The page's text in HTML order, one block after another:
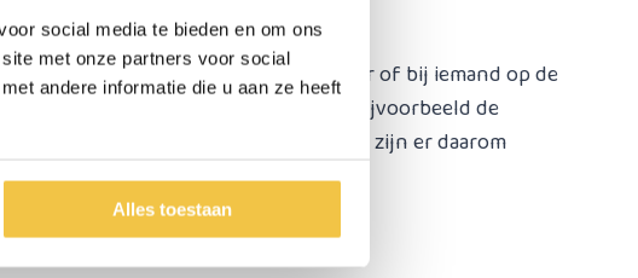
social media te bieden en om ons
met onze partners voor social
andere informatie die u aan ze heeft
Alles toestaan
Staat de postoel op een badkamer of bij iemand op de
Wanneer de postoel echter in bijvoorbeeld de
als een gewone stoel uitziet. Gelukkig zijn er daarom
zijn.